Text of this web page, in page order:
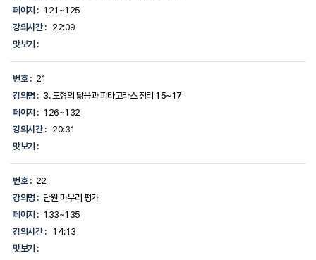
페이지 : 121~125
강의시간 :
22:09
맛보기 :
번호 : 21
강의명 : 3. 도형의 닮음과 피타고라스 정리 15~17
페이지 : 126~132
강의시간 :
20:31
맛보기 :
번호 : 22
강의명 : 단원 마무리 평가
페이지 : 133~135
강의시간 :
14:13
맛보기 :